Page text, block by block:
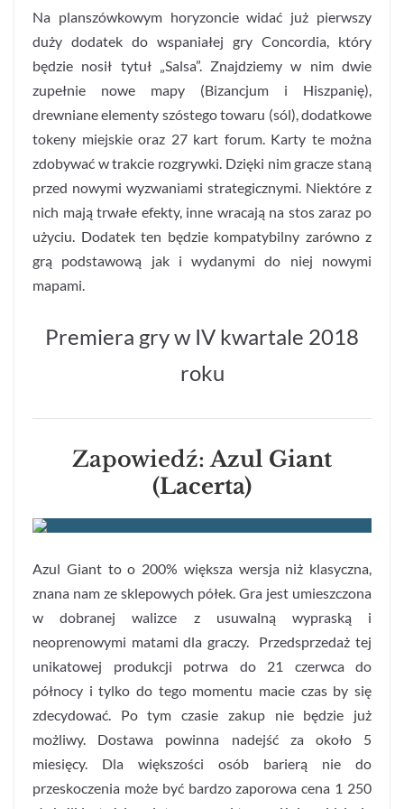
Na planszówkowym horyzoncie widać już pierwszy
duży dodatek do wspaniałej gry Concordia, który
będzie nosił tytuł „Salsa”. Znajdziemy w nim dwie
zupełnie nowe mapy (Bizancjum i Hiszpanię),
drewniane elementy szóstego towaru (sól), dodatkowe
tokeny miejskie oraz 27 kart forum. Karty te można
zdobywać w trakcie rozgrywki. Dzięki nim gracze staną
przed nowymi wyzwaniami strategicznymi. Niektóre z
nich mają trwałe efekty, inne wracają na stos zaraz po
użyciu. Dodatek ten będzie kompatybilny zarówno z
grą podstawową jak i wydanymi do niej nowymi
mapami.
Premiera gry w IV kwartale 2018
roku
Zapowiedź: Azul Giant
(Lacerta)
Azul Giant to o 200% większa wersja niż klasyczna,
znana nam ze sklepowych półek. Gra jest umieszczona
w dobranej walizce z usuwalną wypraską i
neoprenowymi matami dla graczy. Przedsprzedaż tej
unikatowej produkcji potrwa do 21 czerwca do
północy i tylko do tego momentu macie czas by się
zdecydować. Po tym czasie zakup nie będzie już
możliwy. Dostawa powinna nadejść za około 5
miesięcy. Dla większości osób barierą nie do
przeskoczenia może być bardzo zaporowa cena 1 250